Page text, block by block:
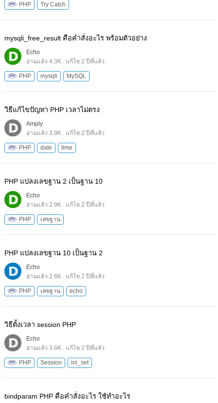
PHP Try Catch
mysqli_free_result คือคำสั่งอะไร พร้อมตัวอย่าง
Echo
อ่านแล้ว 4.3K . แก้ไข 2 ปีที่แล้ว
PHP mysqli MySQL
วิธีแก้ไขปัญหา PHP เวลาไม่ตรง
Amply
อ่านแล้ว 3.9K . แก้ไข 2 ปีที่แล้ว
PHP date time
PHP แปลงเลขฐาน 2 เป็นฐาน 10
Echo
อ่านแล้ว 2.9K . แก้ไข 2 ปีที่แล้ว
PHP เลขฐาน
PHP แปลงเลขฐาน 10 เป็นฐาน 2
Echo
อ่านแล้ว 2.6K . แก้ไข 2 ปีที่แล้ว
PHP เลขฐาน echo
วิธีตั้งเวลา session PHP
Echo
อ่านแล้ว 3.6K . แก้ไข 2 ปีที่แล้ว
PHP Session ini_set
bindparam PHP คือคำสั่งอะไร ใช้ทำอะไร